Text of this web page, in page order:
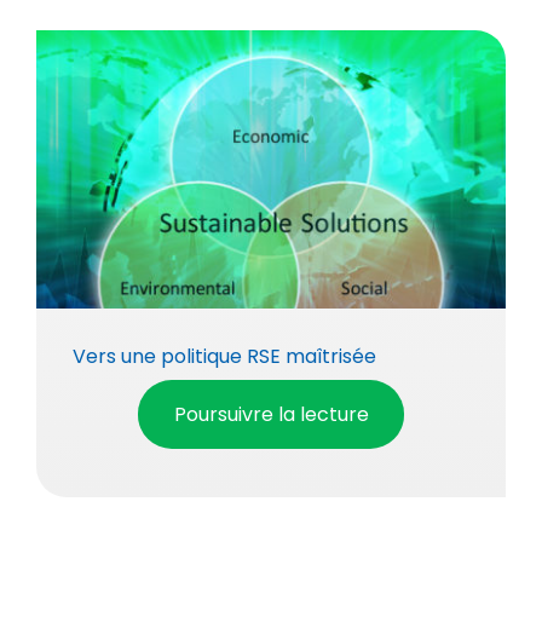
Vers une politique RSE maîtrisée
Poursuivre la lecture